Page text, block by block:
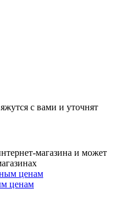
с вами и уточнят
магазина и может
ценам